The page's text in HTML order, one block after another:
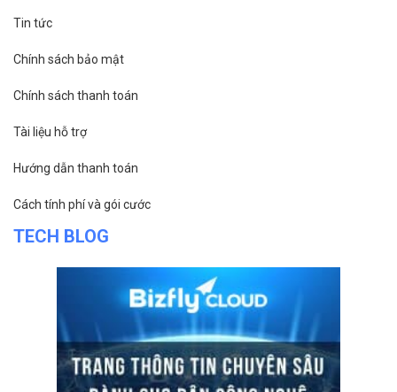
Tin tức
Chính sách bảo mật
Chính sách thanh toán
Tài liệu hỗ trợ
Hướng dẫn thanh toán
Cách tính phí và gói cước
TECH BLOG